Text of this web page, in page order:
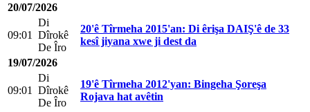
20/07/2026
09:01
Di
Dîrokê
De Îro
20'ê Tîrmeha 2015'an: Di êrişa DAIŞ'ê de 33
kesî jiyana xwe ji dest da
19/07/2026
09:01
Di
Dîrokê
De Îro
19'ê Tîrmeha 2012'yan: Bingeha Şoreşa
Rojava hat avêtin